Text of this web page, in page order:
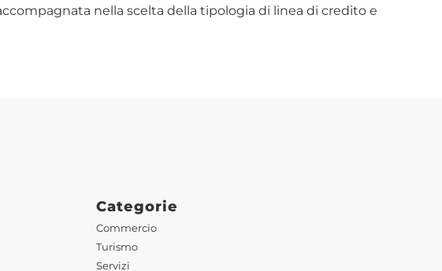
nella scelta della tipologia di linea di credito e
Categorie
Commercio
Turismo
Servizi